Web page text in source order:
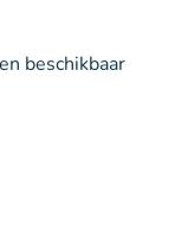
beschikbaar